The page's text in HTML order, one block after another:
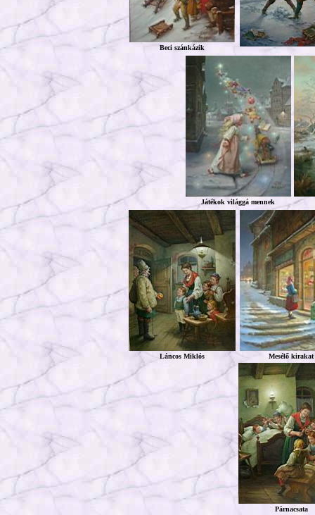
Beci szánkázik
Játékok világgá mennek
Láncos Miklós Mesélő kirakat
Párnacsata